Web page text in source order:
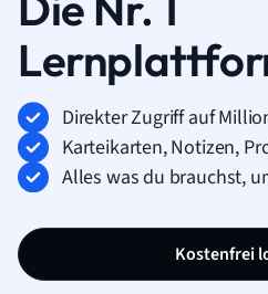
Direkter Zugriff auf
Karteikarten, Notizen,
Alles was du brauchst,
Kostenfrei